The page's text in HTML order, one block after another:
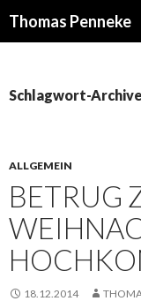
Thomas Penneke
Schlagwort-
ALLGEMEIN
BETRUG
18.12.2014